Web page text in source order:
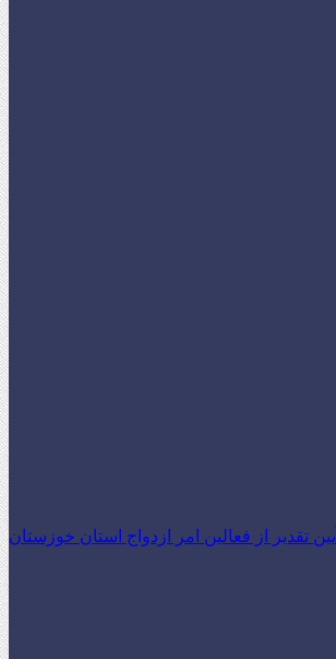
آیین تقدیر از فعالین امر ازدواج استان خوزستان